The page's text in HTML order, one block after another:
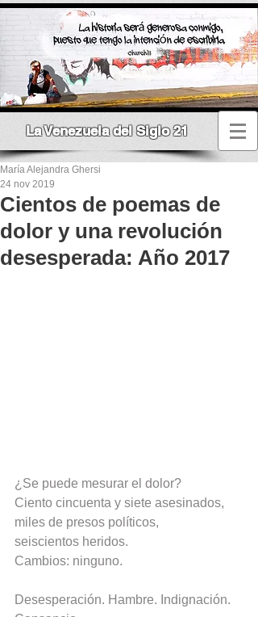
La Venezuela del Siglo 21
Cientos de poemas de
dolor y una revolución
desesperada: Año 2017
María Alejandra Ghersi
24 nov 2019
¿Se puede mesurar el dolor?
Ciento cincuenta y siete asesinados,
miles de presos políticos,
seiscientos heridos.
Cambios: ninguno.
Desesperación. Hambre. Indignación.